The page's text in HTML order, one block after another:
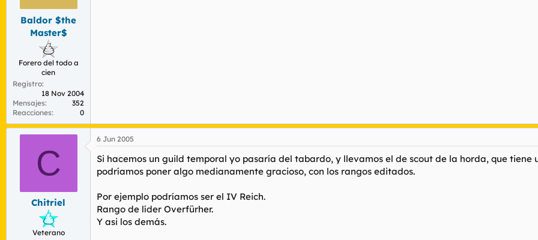
Baldor $the
Master$
Forero del todo a
cien
Registro
18 Nov 2004
Mensajes
352
Reacciones
0
C
Chitriel
Veterano
6 Jun 2005
Si hacemos un guild temporal yo pasaría del tabardo, y llevamos el de scout de la horda, que tiene
podríamos poner algo medianamente gracioso, con los rangos editados.
Por ejemplo podríamos ser el IV Reich.
Rango de líder Overfürher.
Y asi los demás.